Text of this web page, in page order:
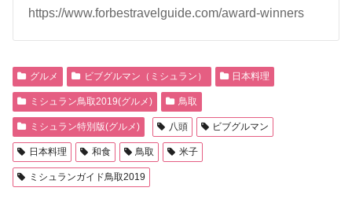
https://www.forbestravelguide.com/award-winners
グルメ ビブグルマン（ミシュラン） 日本料理
ミシュラン鳥取2019(グルメ) 鳥取
ミシュラン特別版(グルメ) 八頭 ビブグルマン
日本料理 和食 鳥取 米子
ミシュランガイド鳥取2019